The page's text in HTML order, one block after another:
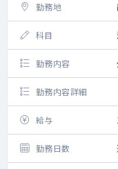
勤務地
科目
勤務内容
勤務内容詳細
給与
勤務日数